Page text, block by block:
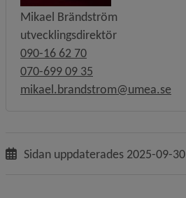
Mikael Brändström
utvecklingsdirektör
090-16 62 70
070-699 09 35
mikael.brandstrom@umea.se
Sidan uppdaterades 2025-09-30